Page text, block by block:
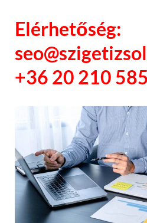
Elérhetőség:
+36 20 210